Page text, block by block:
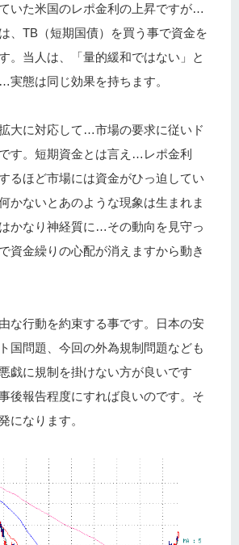
いた米国のレポ金利の上昇ですが…
、TB（短期国債）を買う事で資金を
。当人は、「量的緩和ではない」と
実態は同じ効果を持ちます。
大に対応して…市場の要求に従いド
す。短期資金とは言え…レポ金利
るほど市場には資金がひっ迫してい
かないとあのような現象は生まれま
かなり神経質に…その動向を見守っ
資金繰りの心配が消えますから動き
な行動を約束する事です。日本の安
国問題、今回の外為規制問題なども
戯に規制を掛けない方が良いです
後報告程度にすれば良いのです。そ
になります。